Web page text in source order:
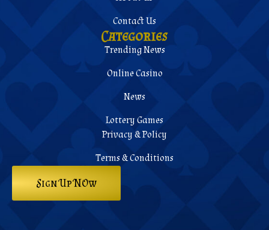
Contact Us
Categories
Trending News
Online Casino
News
Lottery Games
Privacy & Policy
Terms & Conditions
Sign Up NOw